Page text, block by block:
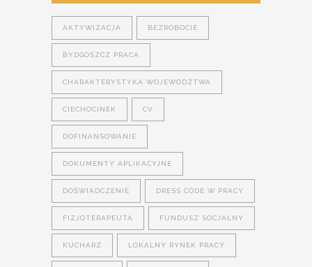
AKTYWIZACJA BEZROBOCIE
BYDGOSZCZ PRACA
CHARAKTERYSTYKA WOJEWÓDZTWA
CIECHOCINEK CV
DOFINANSOWANIE
DOKUMENTY APLIKACYJNE
DOŚWIADCZENIE DRESS CODE W PRACY
FIZJOTERAPEUTA FUNDUSZ SOCJALNY
KUCHARZ LOKALNY RYNEK PRACY